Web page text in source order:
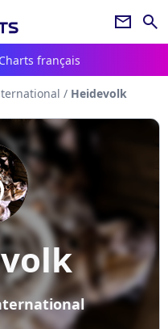
newsletter search
Charts français
/ Heidevolk